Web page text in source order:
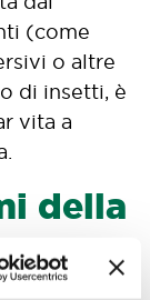
(come
o altre
di insetti, è
vita a
della